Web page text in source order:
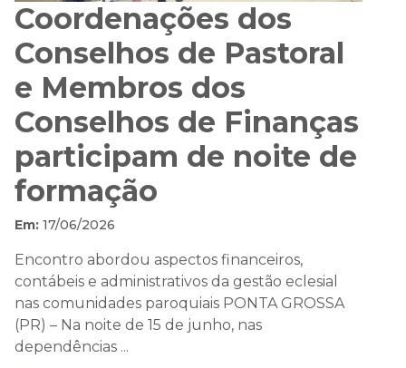
Coordenações dos
Conselhos de Pastoral
e Membros dos
Conselhos de Finanças
participam de noite de
formação
Em: 17/06/2026
Encontro abordou aspectos financeiros,
contábeis e administrativos da gestão eclesial
nas comunidades paroquiais PONTA GROSSA
(PR) – Na noite de 15 de junho, nas
dependências ...